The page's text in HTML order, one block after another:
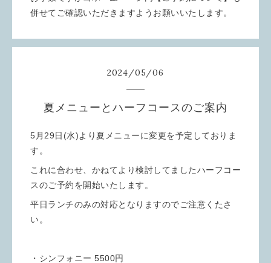
併せてご確認いただきますようお願いいたします。
2024/05/06
夏メニューとハーフコースのご案内
5月29日(水)より夏メニューに変更を予定しておりま
す。
これに合わせ、かねてより検討してましたハーフコー
スのご予約を開始いたします。
平日ランチのみの対応となりますのでご注意くたさ
い。
・シンフォニー 5500円